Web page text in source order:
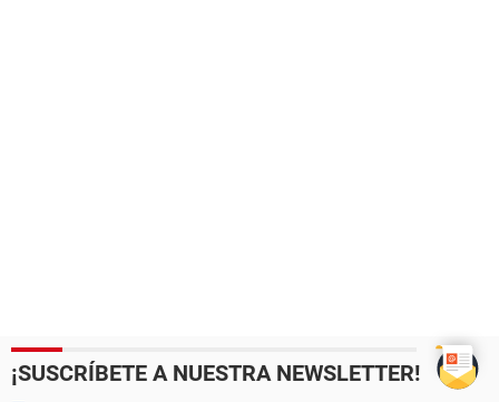
¡SUSCRÍBETE A NUESTRA NEWSLETTER!